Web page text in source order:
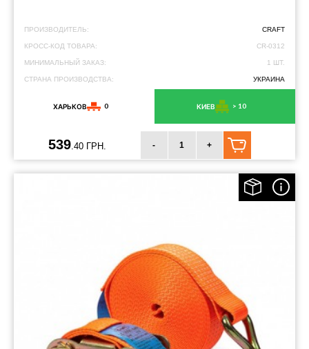
ПРОИЗВОДИТЕЛЬ: CRAFT
КРОСС-КОД ТОВАРА: CR-0312
МИНИМАЛЬНЫЙ ЗАКАЗ: 1 ШТ.
СТРАНА ПРОИЗВОДСТВА: УКРАИНА
ХАРЬКОВ 0 КИЕВ > 10
539.40 ГРН. - +